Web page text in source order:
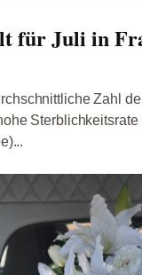
für Juli in
Zahl